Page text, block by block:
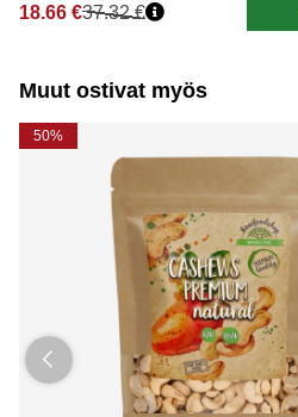
18.66 €
Normaali hinta
37.32 €
Muut ostivat myös
50%